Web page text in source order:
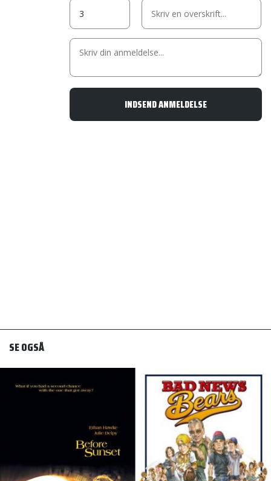
SE OGSÅ